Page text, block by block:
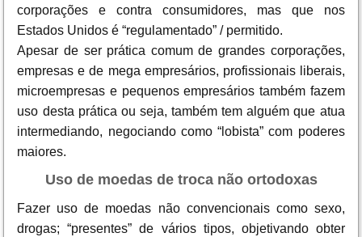
corporações e contra consumidores, mas que nos
Estados Unidos é “regulamentado” / permitido.
Apesar de ser prática comum de grandes corporações,
empresas e de mega empresários, profissionais liberais,
microempresas e pequenos empresários também fazem
uso desta prática ou seja, também tem alguém que atua
intermediando, negociando como “lobista” com poderes
maiores.
Uso de moedas de troca não ortodoxas
Fazer uso de moedas não convencionais como sexo,
drogas; “presentes” de vários tipos, objetivando obter